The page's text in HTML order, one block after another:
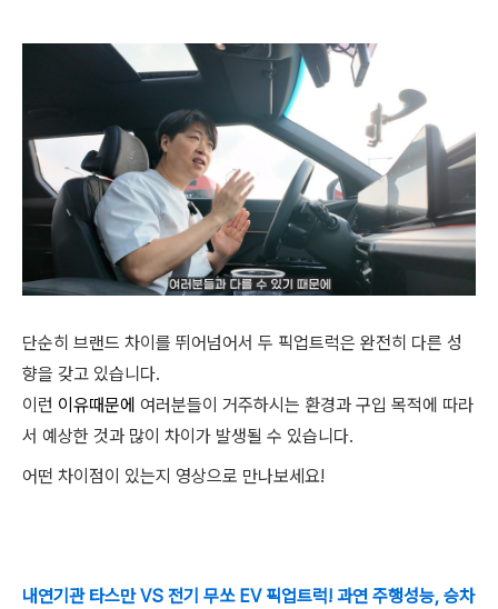
단순히 브랜드 차이를 뛰어넘어서 두 픽업트럭은 완전히 다른 성
향을 갖고 있습니다.
이런 이유때문에 여러분들이 거주하시는 환경과 구입 목적에 따라
서 예상한 것과 많이 차이가 발생될 수 있습니다.
어떤 차이점이 있는지 영상으로 만나보세요!
내연기관 타스만 VS 전기 무쏘 EV 픽업트럭! 과연 주행성능, 승차